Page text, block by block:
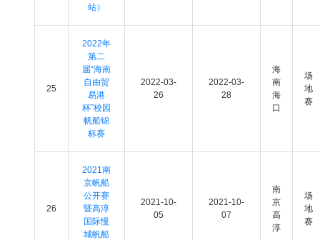
站）
25
2022年
第二
届“海南
自由贸
易港
杯”校园
帆船锦
标赛
2022-03-
26
2022-03-
28
海
南
海
口
场
地
赛
26
2021南
京帆船
公开赛
暨高淳
国际慢
城帆船
2021-10-
05
2021-10-
07
南
京
高
淳
场
地
赛